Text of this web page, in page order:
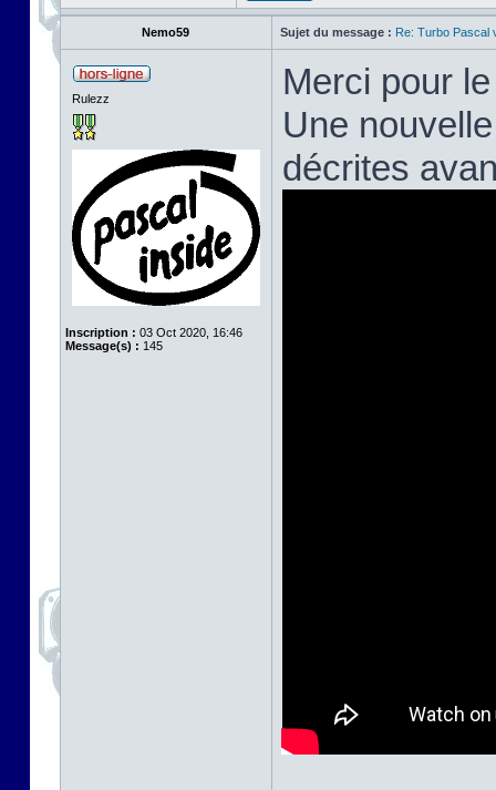
Nemo59 Sujet du message : Re: Turbo Pascal
Rulezz
Inscription : 03 Oct 2020, 16:46
Message(s) : 145
Merci pour
Une
décrites